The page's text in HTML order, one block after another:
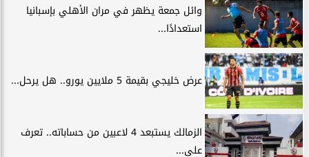
وائل جمعة يظهر في مران الأهلي بإسبانيا
استعدادًا...
عرض خليجي بقيمة 5 ملايين يورو.. هل يرحل...
الزمالك يستبعد 4 لاعبين من حساباته.. تعرف
على...